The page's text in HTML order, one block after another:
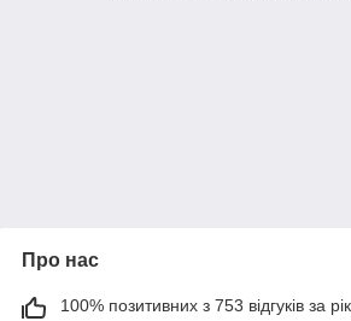
Про нас
100% позитивних з 753 відгуків за рік